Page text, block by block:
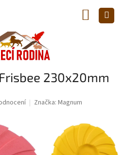
KOŠÍK
230x20mm
Značka: Magnum